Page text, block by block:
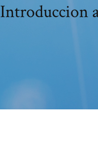
Introduccion